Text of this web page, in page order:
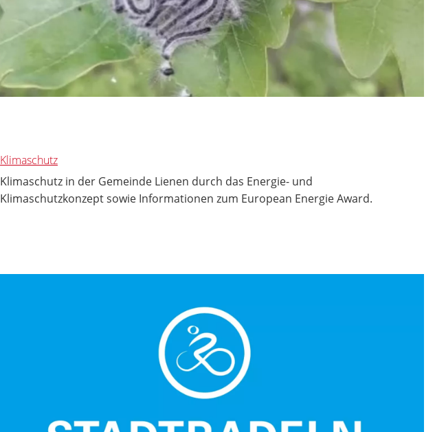
Klimaschutz
Klimaschutz in der Gemeinde Lienen durch das Energie- und
Klimaschutzkonzept sowie Informationen zum European Energie Award.